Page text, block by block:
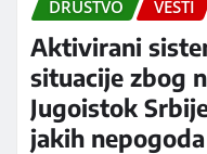
DRUŠTVO VESTI
Aktivirani
situacije zbog
Jugoistok
jakih nepogoda